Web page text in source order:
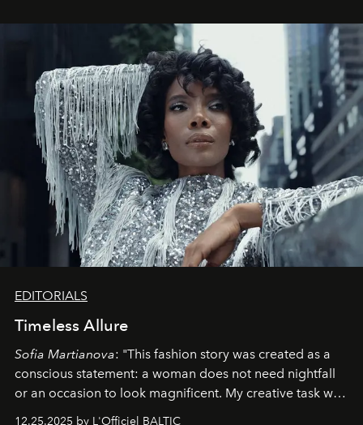
EDITORIALS
Timeless Allure
Sofia Martianova: "This fashion story was created as a
conscious statement: a woman does not need nightfall
or an occasion to look magnificent. My creative task was
to capture Timeless Allure
12.25.2025 by L'Officiel BALTIC